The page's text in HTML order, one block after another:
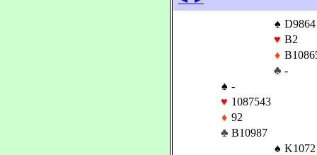
♠ D9864
♥ B2
♦
♣ -
♠ -
♥ 1087543
♦ 92
♣ B10987
♠ K1072